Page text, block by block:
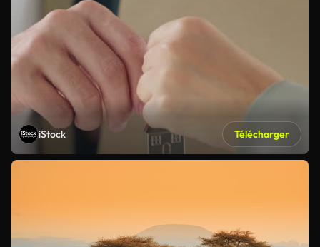
iStock Télécharger